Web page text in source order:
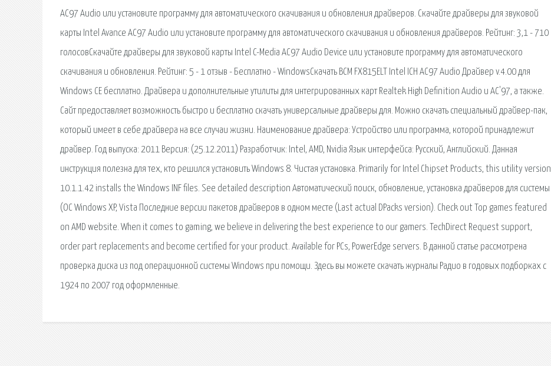
AC97 Audio или установите программу для автоматического скачивания и обновления драйверов. Скачайте драйверы для звуковой
карты Intel Avance AC97 Audio или установите программу для автоматического скачивания и обновления драйверов. Рейтинг: 3,1 - 710
голосовСкачайте драйверы для звуковой карты Intel C-Media AC97 Audio Device или установите программу для автоматического
скачивания и обновления. Рейтинг: 5 - 1 отзыв - Бесплатно - WindowsСкачать BCM FX815ELT Intel ICH AC97 Audio Драйвер v.4.00 для
Windows CE бесплатно. Драйвера и дополнительные утилиты для интегрированных карт Realtek High Definition Audio и AC'97, а также.
Сайт предоставляет возможность быстро и бесплатно скачать универсальные драйверы для. Можно скачать специальный драйвер-пак,
который имеет в себе драйвера на все случаи жизни. Наименование драйвера: Устройство или программа, которой принадлежит
драйвер. Год выпуска: 2011 Версия: (25.12.2011) Разработчик: Intel, AMD, Nvidia Язык интерфейса: Русский, Английский. Данная
инструкция полезна для тех, кто решился установить Windows 8. Чистая установка. Primarily for Intel Chipset Products, this utility version
10.1.1.42 installs the Windows INF files. See detailed description Автоматический поиск, обновление, установка драйверов для системы
(ОС Windows XP, Vista Последние версии пакетов драйверов в одном месте (Last actual DPacks version). Check out Top games featured
on AMD website. When it comes to gaming, we believe in delivering the best experience to our gamers. TechDirect Request support,
order part replacements and become certified for your product. Available for PCs, PowerEdge servers. В данной статье рассмотрена
проверка диска из под операционной системы Windows при помощи. Здесь вы можете скачать журналы Радио в годовых подборках с
1924 по 2007 год оформленные.